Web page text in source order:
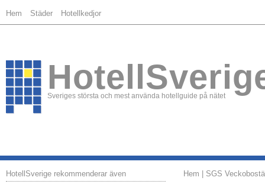
Hem Städer Hotellkedjor
Sveriges största och mest använda hotellguide på nätet
HotellSverige rekommenderar även Hem | SGS